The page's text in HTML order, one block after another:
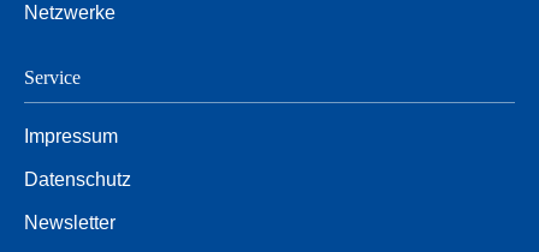
Netzwerke
Service
Impressum
Datenschutz
Newsletter